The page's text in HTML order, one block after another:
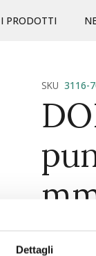
Dettagli
I PRODOTTI
SKU 3116-
5